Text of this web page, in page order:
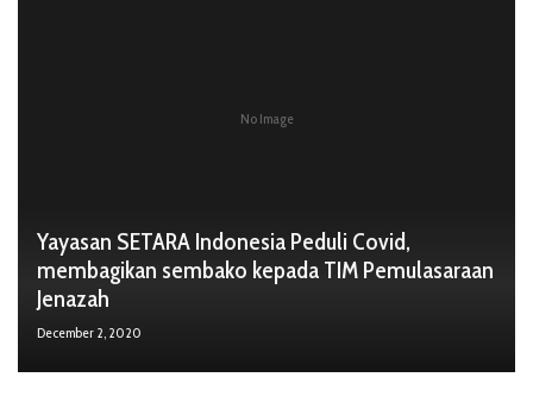
No Image
Yayasan SETARA Indonesia Peduli Covid,
membagikan sembako kepada TIM Pemulasaraan
Jenazah
December 2, 2020